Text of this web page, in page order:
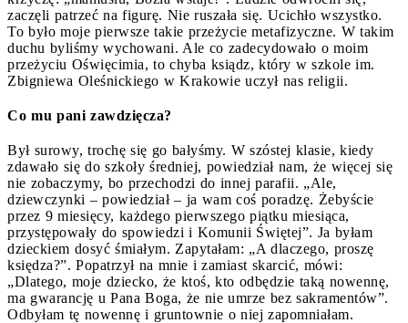
zaczęli patrzeć na figurę. Nie ruszała się. Ucichło wszystko.
To było moje pierwsze takie przeżycie metafizyczne. W takim
duchu byliśmy wychowani. Ale co zadecydowało o moim
przeżyciu Oświęcimia, to chyba ksiądz, który w szkole im.
Zbigniewa Oleśnickiego w Krakowie uczył nas religii.
Co mu pani zawdzięcza?
Był surowy, trochę się go bałyśmy. W szóstej klasie, kiedy
zdawało się do szkoły średniej, powiedział nam, że więcej się
nie zobaczymy, bo przechodzi do innej parafii. „Ale,
dziewczynki – powiedział – ja wam coś poradzę. Żebyście
przez 9 miesięcy, każdego pierwszego piątku miesiąca,
przystępowały do spowiedzi i Komunii Świętej”. Ja byłam
dzieckiem dosyć śmiałym. Zapytałam: „A dlaczego, proszę
księdza?”. Popatrzył na mnie i zamiast skarcić, mówi:
„Dlatego, moje dziecko, że ktoś, kto odbędzie taką nowennę,
ma gwarancję u Pana Boga, że nie umrze bez sakramentów”.
Odbyłam tę nowennę i gruntownie o niej zapomniałam.